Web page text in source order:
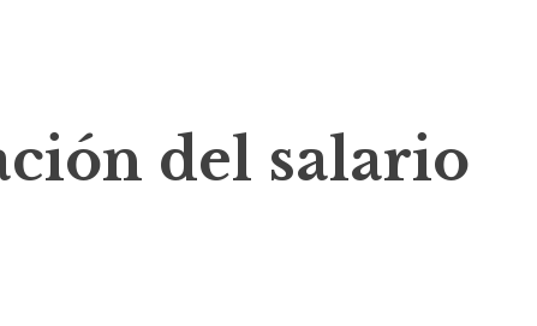
del salario